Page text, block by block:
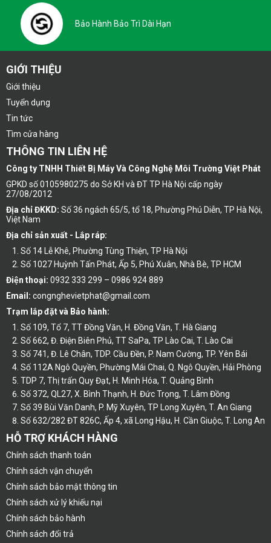
Bảo Hành Bảo Trì Dài Hạn
GIỚI THIỆU
Giới thiệu
Tuyển dụng
Tin tức
Tìm cửa hàng
THÔNG TIN LIÊN HỆ
Công ty TNHH Thiết Bị Máy Và Công Nghệ Môi Trường Việt Phát
GPKD số 0105980275 do Sở KH và ĐT TP Hà Nội cấp ngày
27/08/2012
Địa chỉ ĐKKD: Số 36 ngách 65/5, tổ 18, Phường Phú Diễn, TP Hà Nội,
Việt Nam
Địa chỉ sản xuất - Lắp ráp:
Số 14 Lễ Khê, Phường Tùng Thiện, TP Hà Nội
Số 1027 Huỳnh Tấn Phát, Ấp 5, Phú Xuân, Nhà Bè, TP HCM
Điện thoại: 0932 333 299 – 0986 924 889
Email: congnghevietphat@gmail.com
Trạm lắp đặt và Bảo hành:
Số 109, Tổ 7, TT Đồng Văn, H. Đồng Văn, T. Hà Giang
Số 662, Đ. Điện Biên Phủ, TT SaPa, TP Lào Cai, T. Lào Cai
Số 741, Đ. Lê Chân, TDP. Cầu Đền, P. Nam Cường, TP. Yên Bái
Số 112A Ngô Quyền, Phường Mái Chai, Q. Ngô Quyền, Hải Phòng
TDP 7, Thị trấn Quy Đạt, H. Minh Hóa, T. Quảng Bình
Số 372, QL27, X. Bình Thạnh, H. Đức Trọng, T. Lâm Đồng
Số 39 Bùi Văn Danh, P. Mỹ Xuyên, TP Long Xuyên, T. An Giang
Số 632/282 ĐT 826C, Ấp 4, xã Long Hậu, H. Cần Giuộc, T. Long An
HỖ TRỢ KHÁCH HÀNG
Chính sách thanh toán
Chính sách vận chuyển
Chính sách bảo mật thông tin
Chính sách xử lý khiếu nại
Chính sách bảo hành
Chính sách đổi trả